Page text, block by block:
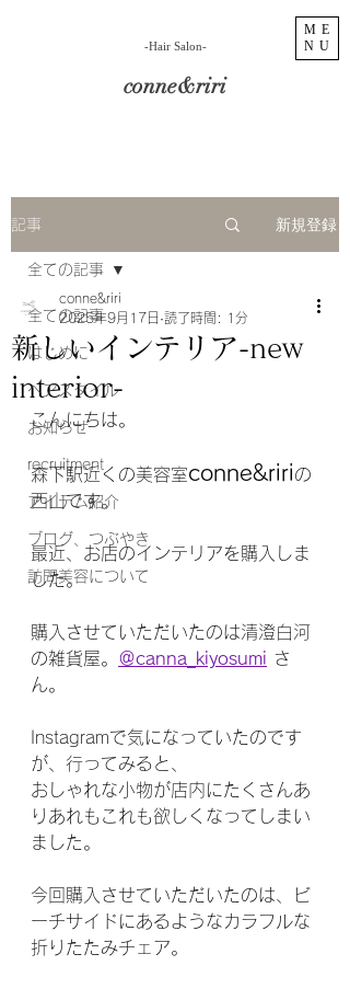
ME
NU
conne&riri
​-Hair Salon-
記事 新規登録
全ての記事
はじめに
ヘアスタイル
お知らせ
recruitment
アイテム紹介
ブログ、つぶやき
訪問美容について
全ての記事
新しいインテリア-new
interior-
conne&riri
2025年9月17日 読了時間: 1分
こんにちは。
森下駅近くの美容室conne&ririの
西山です。
最近、お店のインテリアを購入しま
した。
購入させていただいたのは清澄白河
の雑貨屋。 ＠canna_kiyosumi さ
ん。
Instagramで気になっていたのです
が、行ってみると、
おしゃれな小物が店内にたくさんあ
りあれもこれも欲しくなってしまい
ました。
今回購入させていただいたのは、ビ
ーチサイドにあるようなカラフルな
折りたたみチェア。